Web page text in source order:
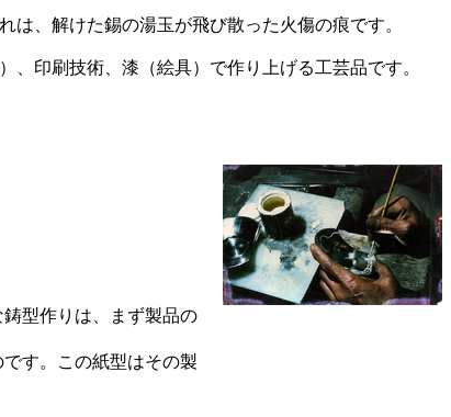
、解けた錫の湯玉が飛び散った火傷の痕です。
印刷技術、漆（絵具）で作り上げる工芸品です。
型作りは、まず製品の
す。この紙型はその製